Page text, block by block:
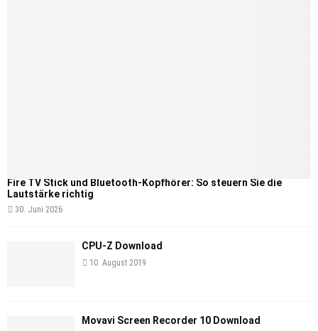
Fire TV Stick und Bluetooth-Kopfhörer: So steuern Sie die
Lautstärke richtig
30. Juni 2026
CPU-Z Download
10. August 2019
Movavi Screen Recorder 10 Download